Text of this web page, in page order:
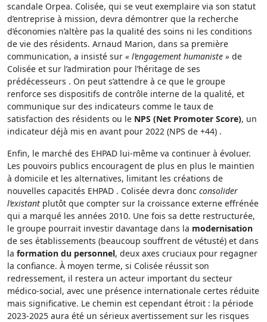
scandale Orpea. Colisée, qui se veut exemplaire via son statut
d’entreprise à mission, devra démontrer que la recherche
d’économies n’altère pas la qualité des soins ni les conditions
de vie des résidents. Arnaud Marion, dans sa première
communication, a insisté sur « l’engagement humaniste » de
Colisée et sur l’admiration pour l’héritage de ses
prédécesseurs . On peut s’attendre à ce que le groupe
renforce ses dispositifs de contrôle interne de la qualité, et
communique sur des indicateurs comme le taux de
satisfaction des résidents ou le NPS (Net Promoter Score), un
indicateur déjà mis en avant pour 2022 (NPS de +44) .
Enfin, le marché des EHPAD lui-même va continuer à évoluer.
Les pouvoirs publics encouragent de plus en plus le maintien
à domicile et les alternatives, limitant les créations de
nouvelles capacités EHPAD . Colisée devra donc consolider
l’existant plutôt que compter sur la croissance externe effrénée
qui a marqué les années 2010. Une fois sa dette restructurée,
le groupe pourrait investir davantage dans la modernisation
de ses établissements (beaucoup souffrent de vétusté) et dans
la formation du personnel, deux axes cruciaux pour regagner
la confiance. À moyen terme, si Colisée réussit son
redressement, il restera un acteur important du secteur
médico-social, avec une présence internationale certes réduite
mais significative. Le chemin est cependant étroit : la période
2023-2025 aura été un sérieux avertissement sur les risques